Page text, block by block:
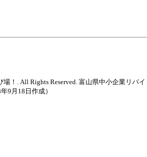
！. All Rights Reserved. 富山県中小企業リバイ
9月18日作成）